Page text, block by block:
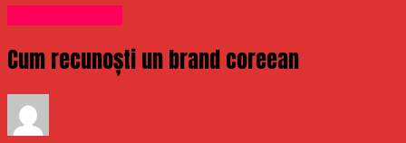
Cum recunoști un brand coreean